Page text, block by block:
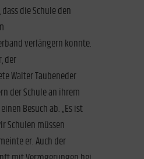
die Schule den
verlängern konnte.
der
Walter Taubeneder
der Schule an ihrem
Besuch ab. „Es ist
Schulen müssen
er. Auch der